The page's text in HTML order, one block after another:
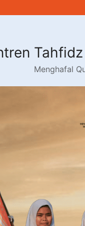
Menghafal